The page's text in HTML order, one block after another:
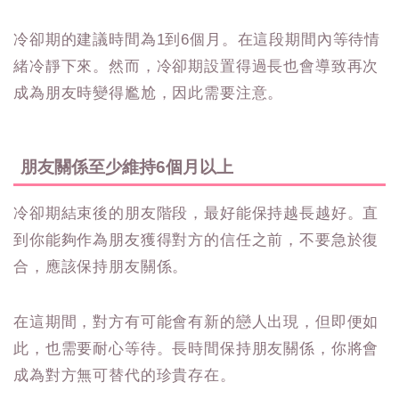
冷卻期的建議時間為1到6個月。在這段期間內等待情
緒冷靜下來。然而，冷卻期設置得過長也會導致再次
成為朋友時變得尷尬，因此需要注意。
朋友關係至少維持6個月以上
冷卻期結束後的朋友階段，最好能保持越長越好。直
到你能夠作為朋友獲得對方的信任之前，不要急於復
合，應該保持朋友關係。
在這期間，對方有可能會有新的戀人出現，但即便如
此，也需要耐心等待。長時間保持朋友關係，你將會
成為對方無可替代的珍貴存在。